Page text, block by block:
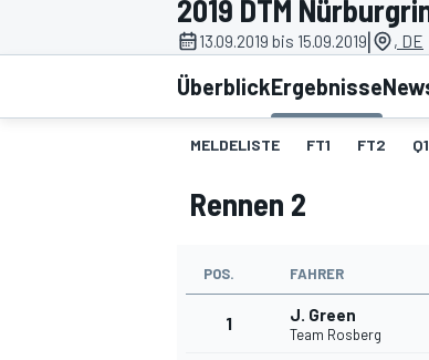
MOTOGP
2019 DTM
13.09.2019 bis 15.09.2019| , DE
ÜberblickErgebnisse
MELDELISTE FT1 FT2 Q1
Rennen 2
POS. FAHRER
1 J. Green
Team Rosberg